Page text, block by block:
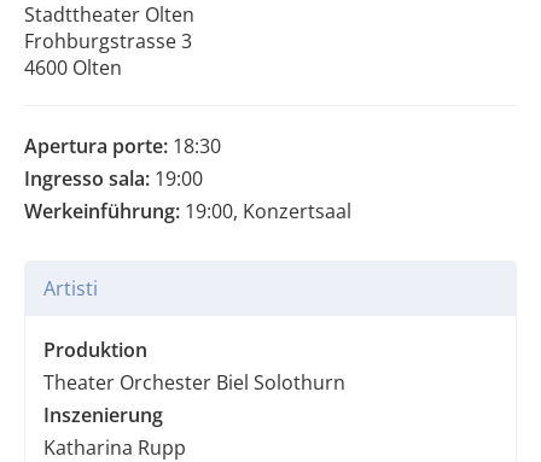
Stadttheater Olten
Frohburgstrasse 3
4600 Olten
Apertura porte: 18:30
Ingresso sala: 19:00
Werkeinführung: 19:00, Konzertsaal
Artisti
Produktion
Theater Orchester Biel Solothurn
Inszenierung
Katharina Rupp